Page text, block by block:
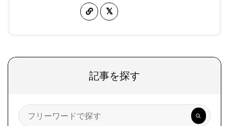
記事を探す
検
索